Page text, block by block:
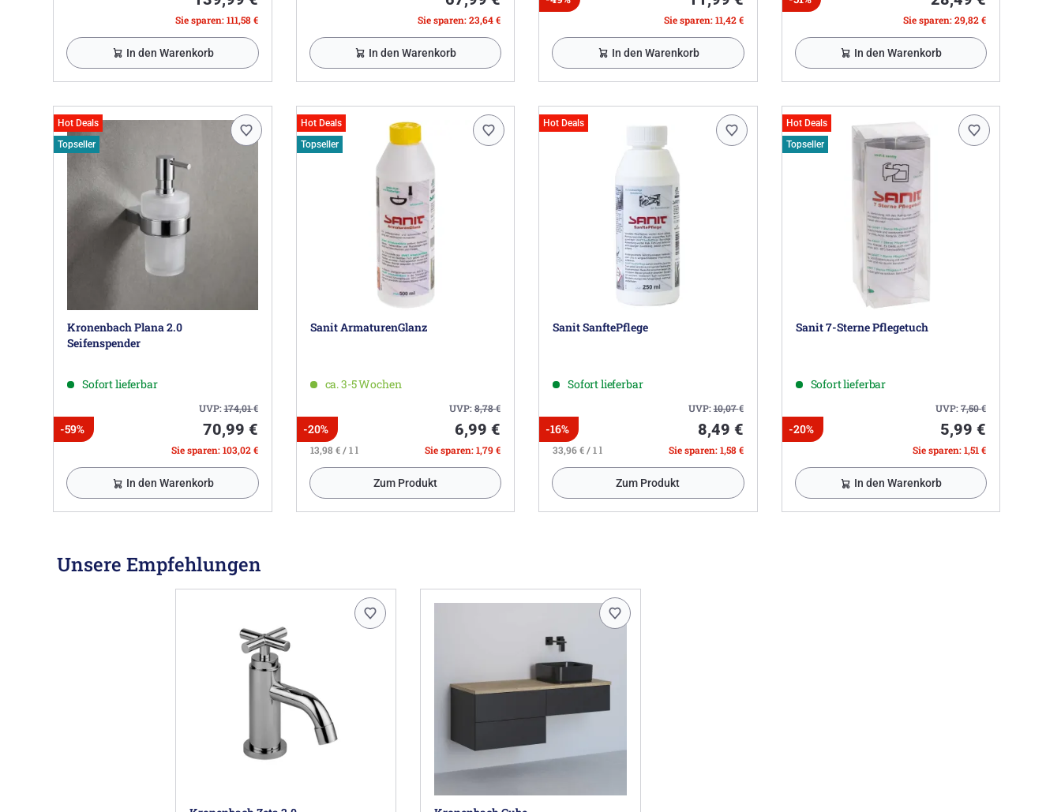
Sie sparen: 111,58 €
In den Warenkorb
Sie sparen: 23,64 €
In den Warenkorb
Sie sparen: 11,42 €
In den Warenkorb
Sie sparen: 29,82 €
In den Warenkorb
Hot Deals
Topseller
Kronenbach Plana 2.0
Seifenspender
Sofort lieferbar
UVP:174,01€
-59% 70,99 €
Sie sparen: 103,02 €
In den Warenkorb
Hot Deals
Topseller
Sanit ArmaturenGlanz
ca. 3-5 Wochen
UVP:8,78€
-20% 6,99 €
13,98 € / 1 l Sie sparen: 1,79 €
Zum Produkt
Hot Deals
Sanit SanftePflege
Sofort lieferbar
UVP:10,07€
-16% 8,49 €
33,96 € / 1 l Sie sparen: 1,58 €
Zum Produkt
Hot Deals
Topseller
Sanit 7-Sterne Pflegetuch
Sofort lieferbar
UVP:7,50€
-20% 5,99 €
Sie sparen: 1,51 €
In den Warenkorb
Unsere Empfehlungen